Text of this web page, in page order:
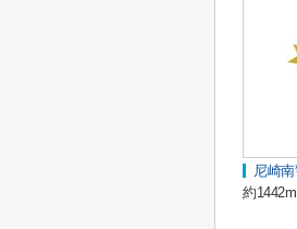
尼崎
約